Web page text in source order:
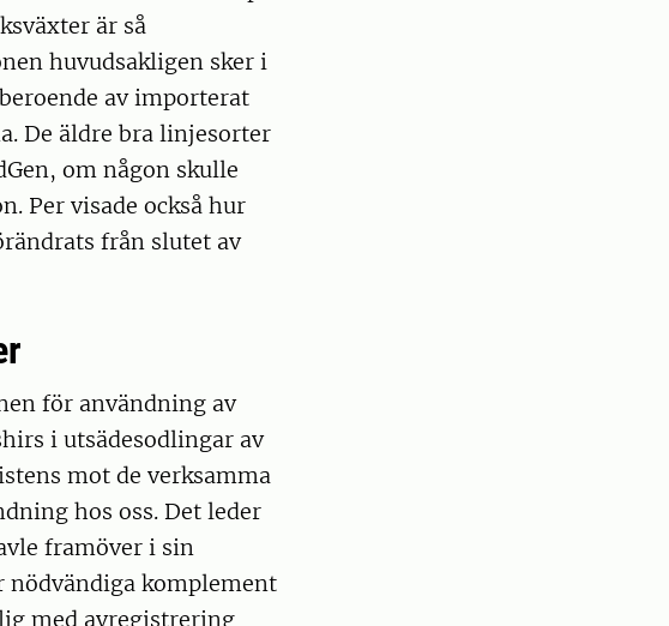
är så
huvudsakligen sker i
av importerat
De äldre bra linjesorter
om någon skulle
Per visade också hur
från slutet av
för användning av
i utsädesodlingar av
mot de verksamma
hos oss. Det leder
framöver i sin
nödvändiga komplement
med avregistrering